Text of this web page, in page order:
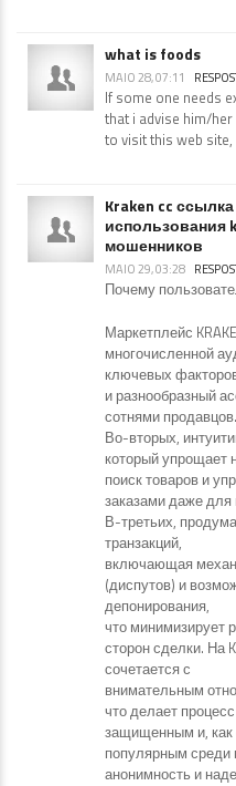
what is foods
MAIO 28, 07:11
If some one needs
that i advise him/her
to visit this web
Kraken cc
использования
мошенников
MAIO 29, 03:28
Почему
Маркетплейс
многочисленной
ключевых
и разнообразный
сотнями продавцов.
Во-вторых,
который упрощает
поиск товаров и
заказами даже для
В-третьих,
транзакций,
включающая
(диспутов) и
депонирования,
что минимизирует
сторон сделки. На
сочетается с
внимательным
что делает
защищенным и, как
популярным среди
анонимность и